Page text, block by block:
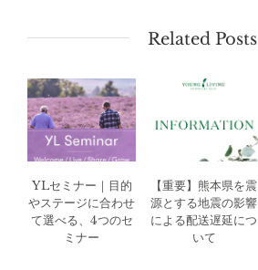
Related Posts
YLセミナー｜目的
やステージに合わせ
て選べる、4つのセ
ミナー
【重要】熊本県を震
源とする地震の影響
による配送遅延につ
いて